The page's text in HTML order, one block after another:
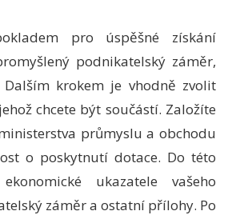
pro úspěšné získání
podnikatelský záměr,
krokem je vhodně zvolit
chcete být součástí. Založíte
průmyslu a obchodu
o poskytnutí dotace. Do této
ukazatele vašeho
záměr a ostatní přílohy. Po